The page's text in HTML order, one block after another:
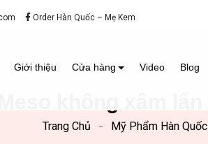
Order Hàn Quốc – Mẹ Kem
Giới thiệu Cửa hàng Video Blog
Trang Chủ Mỹ Phẩm Hàn Quốc